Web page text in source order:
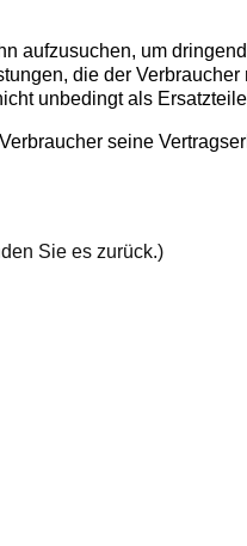
aufzusuchen, um
die der
unbedingt als
seine
Sie es zurück.)